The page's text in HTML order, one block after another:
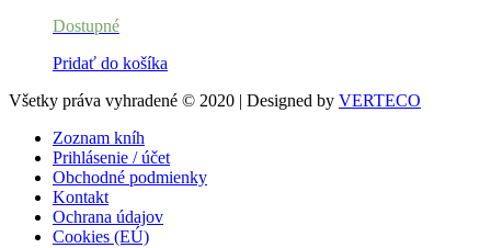
Dostupné
Pridať do košíka
Všetky práva vyhradené © 2020 | Designed by VERTECO
Zoznam kníh
Prihlásenie / účet
Obchodné podmienky
Kontakt
Ochrana údajov
Cookies (EÚ)